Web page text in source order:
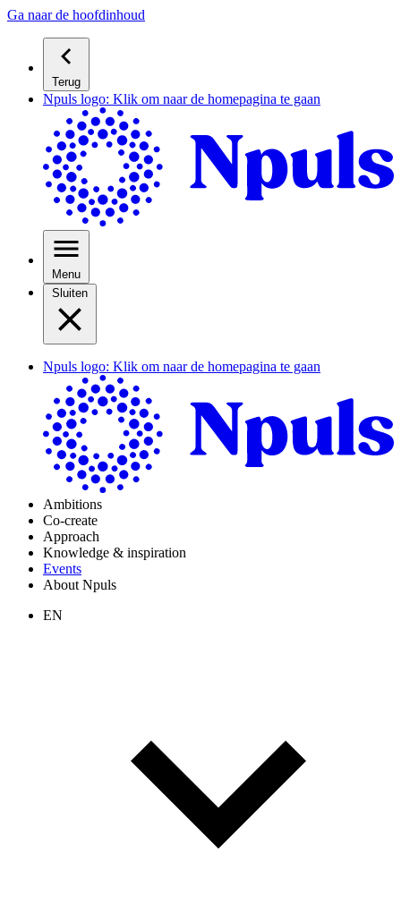
Ga naar de hoofdinhoud
Terug
Npuls logo: Klik om naar de homepagina te gaan
Menu
Sluiten
Npuls logo: Klik om naar de homepagina te gaan
Ambitions
Co-create
Approach
Knowledge & inspiration
Events
About Npuls
EN